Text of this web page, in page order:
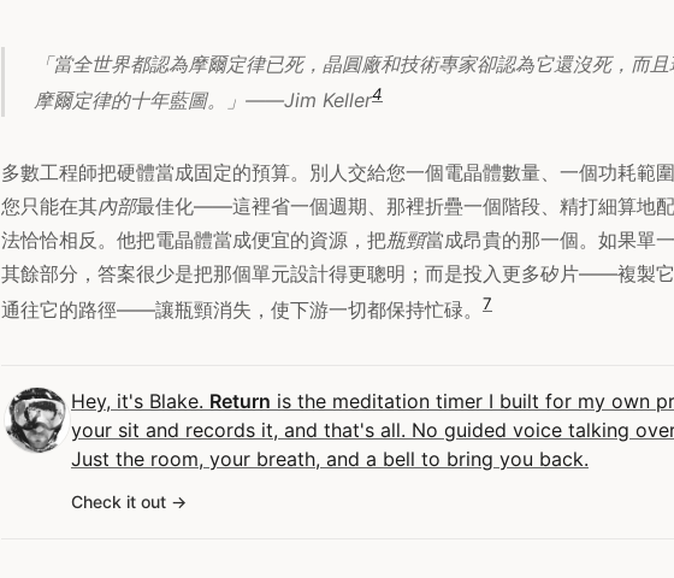
「當全世界都認為摩爾定律已死，晶圓廠和技術專家卻認為它還沒死，而
摩爾定律的十年藍圖。」——Jim Keller4
多數工程師把硬體當成固定的預算。別人交給您一個電晶體數量、一個功耗範
您只能在其內部最佳化——這裡省一個週期、那裡折疊一個階段、精打細算地
法恰恰相反。他把電晶體當成便宜的資源，把瓶頸當成昂貴的那一個。如果單
其餘部分，答案很少是把那個單元設計得更聰明；而是投入更多矽片——複製
通往它的路徑——讓瓶頸消失，使下游一切都保持忙碌。
7
Hey, it's Blake. Return is the meditation timer I built for my own
your sit and records it, and that's all. No guided voice talking
Just the room, your breath, and a bell to bring you back.
Check it out